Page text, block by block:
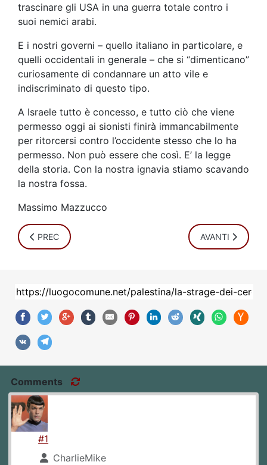
trascinare gli USA in una guerra totale contro i
suoi nemici arabi.
E i nostri governi – quello italiano in particolare, e
quelli occidentali in generale – che si “dimenticano”
curiosamente di condannare un atto vile e
indiscriminato di questo tipo.
A Israele tutto è concesso, e tutto ciò che viene
permesso oggi ai sionisti finirà immancabilmente
per ritorcersi contro l’occidente stesso che lo ha
permesso. Non può essere che così. E’ la legge
della storia. Con la nostra ignavia stiamo scavando
la nostra fossa.
Massimo Mazzucco
ARTICOLO PRECEDENTE: GIDEON LEVY: UN EBREO
PREC ARTICOLO
AVANTI
Comments
#1
CharlieMike